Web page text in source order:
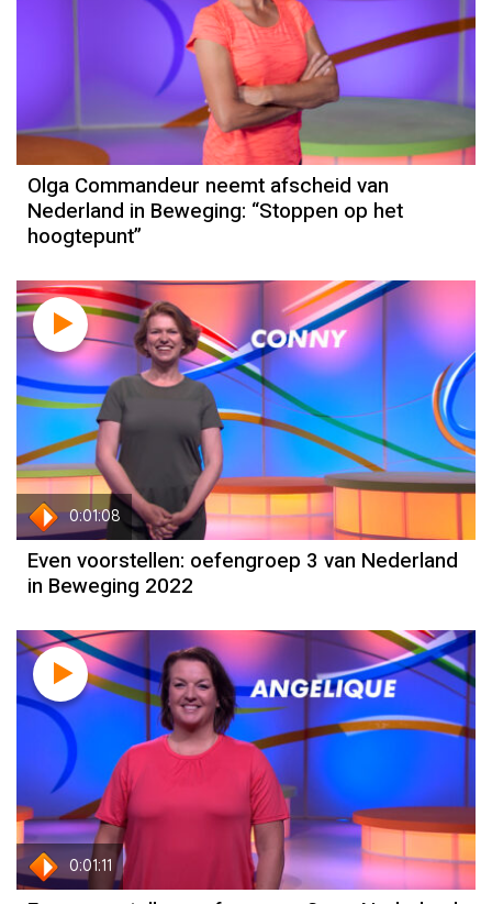
Olga Commandeur neemt afscheid van
Nederland in Beweging: “Stoppen op het
hoogtepunt”
0:01:08
Even voorstellen: oefengroep 3 van Nederland
in Beweging 2022
0:01:11